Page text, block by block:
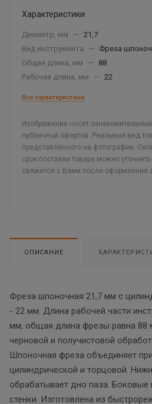
Характеристики
Диаметр, мм — 21,7
Вид инструмента
—
Фреза
Общая длина, мм
—
88
Рабочая длина, мм
— 22
Все характеристики
Изображение носит
публичной офертой. Реальный вид
представленного на фотографии.
срок поставки товара можно
свяжется с Вами после оформления
ОПИСАНИЕ
Фреза шпоночная 21,7 мм с
- 22 мм. Длина рабочей части
мм, общая длина фрезы равна 88
черновой и получистовой
Шпоночная фреза объединяет
цилиндрической и торцовой.
обрабатывает дно паза.
стенки. Изготовлена из